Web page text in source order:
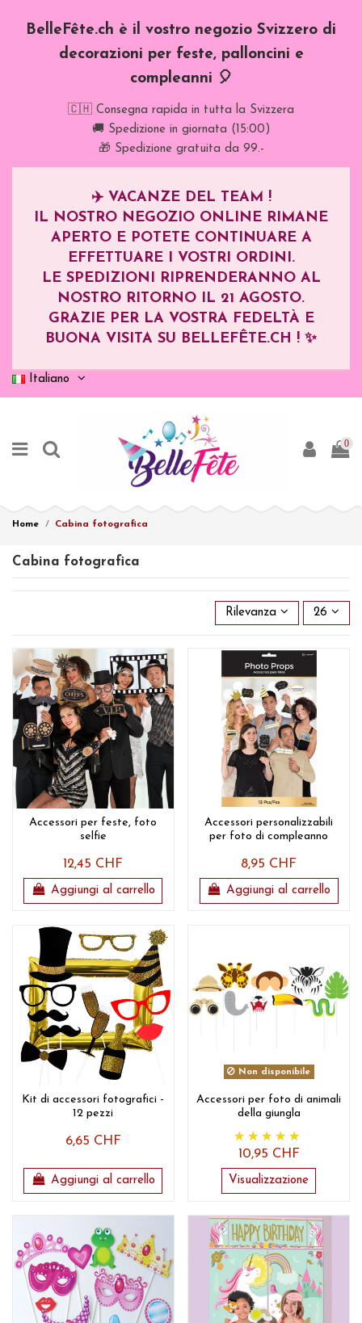
BelleFête.ch è il vostro negozio Svizzero di
decorazioni per feste, palloncini e
compleanni 🎈
🇨🇭 Consegna rapida in tutta la Svizzera
🚚 Spedizione in giornata (15:00)
🎁 Spedizione gratuita da 99.-
✈️ VACANZE DEL TEAM !
IL NOSTRO NEGOZIO ONLINE RIMANE
APERTO E POTETE CONTINUARE A
EFFETTUARE I VOSTRI ORDINI.
LE SPEDIZIONI RIPRENDERANNO AL
NOSTRO RITORNO IL 21 AGOSTO.
GRAZIE PER LA VOSTRA FEDELTÀ E
BUONA VISITA SU BELLEFÊTE.CH ! ✨
Italiano
0
Home Cabina fotografica
Cabina fotografica
Rilevanza 26
Accessori per feste, foto
selfie
12,45 CHF
Aggiungi al carrello
Accessori personalizzabili
per foto di compleanno
8,95 CHF
Aggiungi al carrello
Kit di accessori fotografici -
12 pezzi
6,65 CHF
Aggiungi al carrello
Non disponibile
Accessori per foto di animali
della giungla
10,95 CHF
Visualizzazione